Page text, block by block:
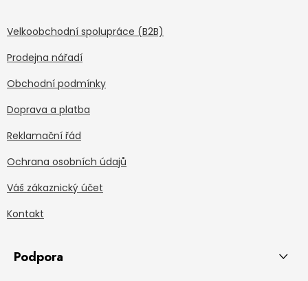
Velkoobchodní spolupráce (B2B)
Prodejna nářadí
Obchodní podmínky
Doprava a platba
Reklamační řád
Ochrana osobních údajů
Váš zákaznický účet
Kontakt
Podpora